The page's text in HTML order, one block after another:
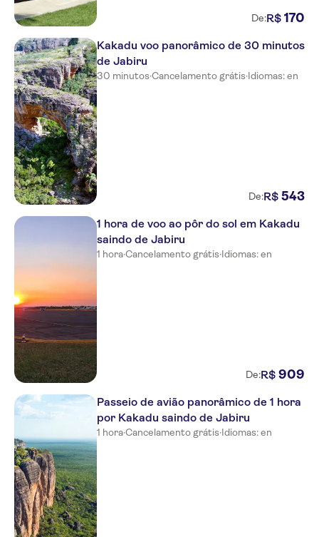
De:R$ 170
Kakadu voo panorâmico de 30 minutos
de Jabiru
30 minutos·Cancelamento grátis·Idiomas: en
De:R$ 543
1 hora de voo ao pôr do sol em Kakadu
saindo de Jabiru
1 hora·Cancelamento grátis·Idiomas: en
De:R$ 909
Passeio de avião panorâmico de 1 hora
por Kakadu saindo de Jabiru
1 hora·Cancelamento grátis·Idiomas: en